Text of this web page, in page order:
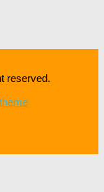
reserved.